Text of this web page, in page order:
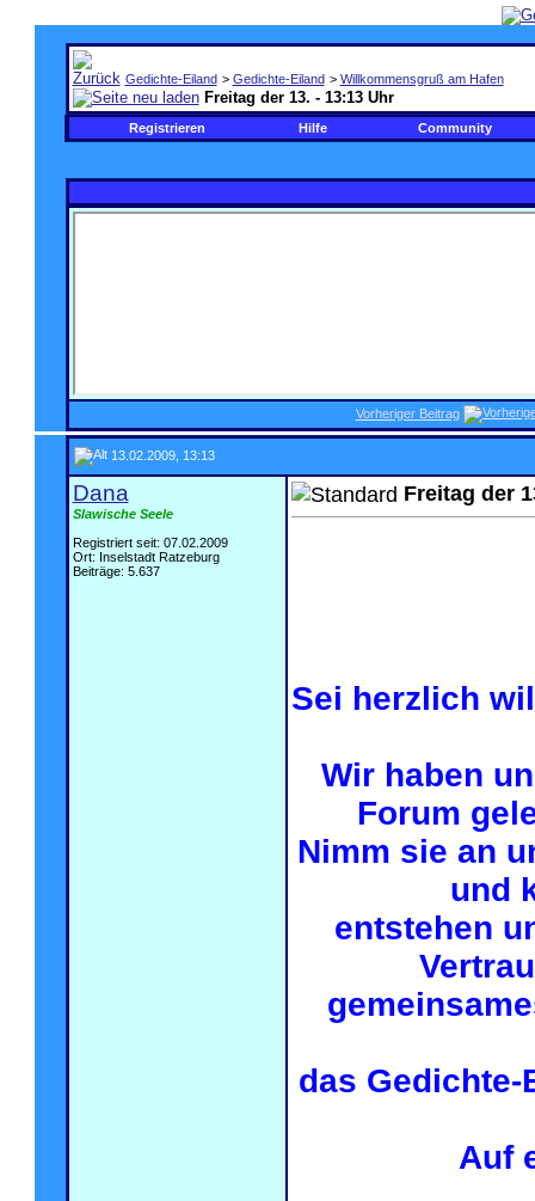
Gedichte-Eiland > Gedichte-Eiland > Willkommensgruß am Hafen
Freitag der 13. - 13:13 Uhr
Registrieren Hilfe Community
Vorheriger Beitrag
13.02.2009, 13:13
Dana
Slawische Seele
Registriert seit: 07.02.2009
Ort: Inselstadt Ratzeburg
Beiträge: 5.637
Freitag der
Sei herzlich
Wir haben
Forum
Nimm sie an
und
entstehen
das
Auf